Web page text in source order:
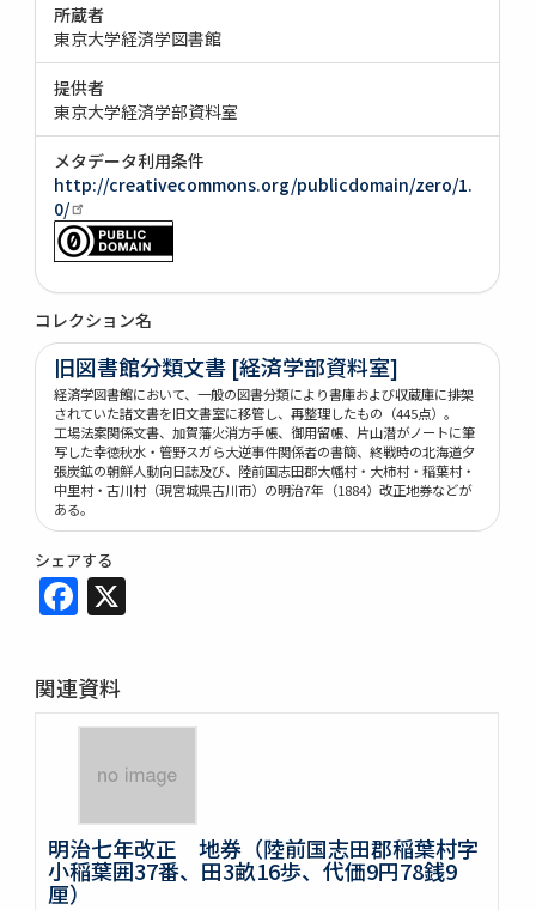
所蔵者
東京大学経済学図書館
提供者
東京大学経済学部資料室
メタデータ利用条件
http://creativecommons.org/publicdomain/zero/1.
0/
コレクション名
旧図書館分類文書 [経済学部資料室]
経済学図書館において、一般の図書分類により書庫および収蔵庫に排架
されていた諸文書を旧文書室に移管し、再整理したもの（445点）。
工場法案関係文書、加賀藩火消方手帳、御用留帳、片山潜がノートに筆
写した幸徳秋水・管野スガら大逆事件関係者の書簡、終戦時の北海道夕
張炭鉱の朝鮮人動向日誌及び、陸前国志田郡大幡村・大柿村・稲葉村・
中里村・古川村（現宮城県古川市）の明治7年（1884）改正地券などが
ある。
シェアする
Facebook
関連資料
明治七年改正 地券（陸前国志田郡稲葉村字
小稲葉囲37番、田3畝16歩、代価9円78銭9
厘）